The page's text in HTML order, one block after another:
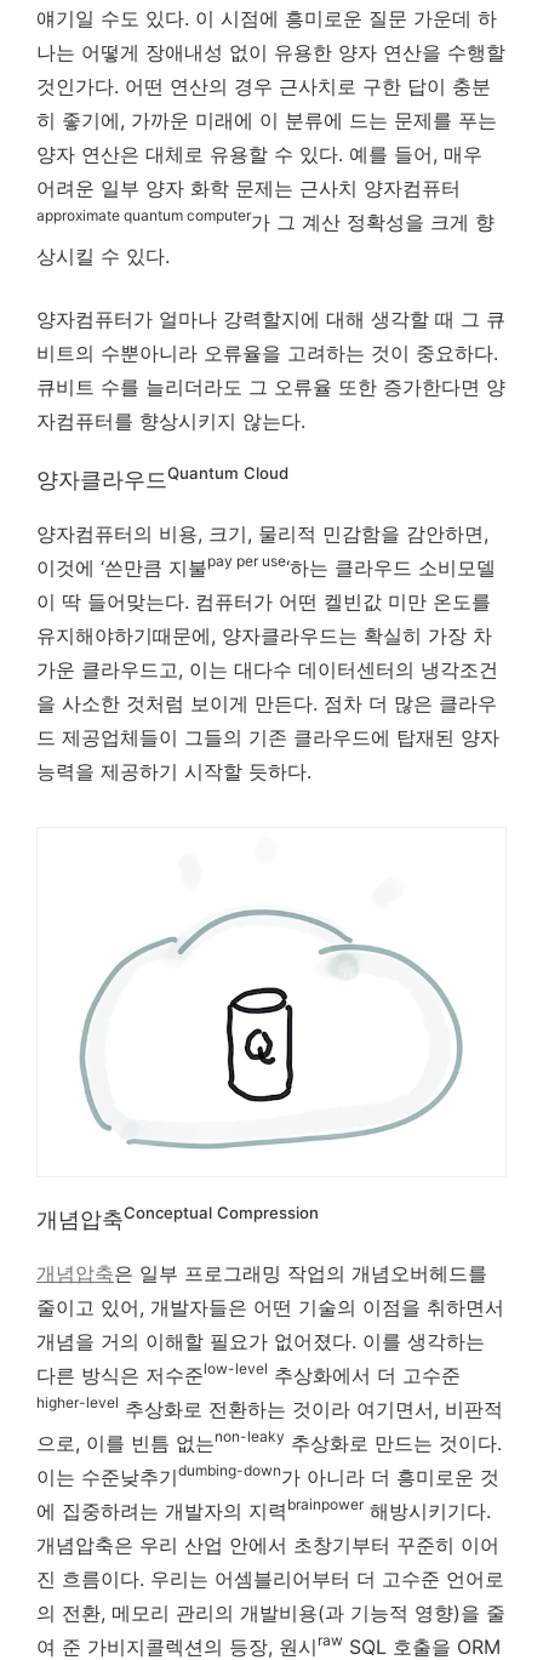
얘기일 수도 있다. 이 시점에 흥미로운 질문 가운데 하
나는 어떻게 장애내성 없이 유용한 양자 연산을 수행할
것인가다. 어떤 연산의 경우 근사치로 구한 답이 충분
히 좋기에, 가까운 미래에 이 분류에 드는 문제를 푸는
양자 연산은 대체로 유용할 수 있다. 예를 들어, 매우
어려운 일부 양자 화학 문제는 근사치 양자컴퓨터
approximate quantum computer가 그 계산 정확성을 크게 향
상시킬 수 있다.
양자컴퓨터가 얼마나 강력할지에 대해 생각할 때 그 큐
비트의 수뿐아니라 오류율을 고려하는 것이 중요하다.
큐비트 수를 늘리더라도 그 오류율 또한 증가한다면 양
자컴퓨터를 향상시키지 않는다.
양자클라우드Quantum Cloud
양자컴퓨터의 비용, 크기, 물리적 민감함을 감안하면,
이것에 ‘쓴만큼 지불pay per use‘하는 클라우드 소비모델
이 딱 들어맞는다. 컴퓨터가 어떤 켈빈값 미만 온도를
유지해야하기때문에, 양자클라우드는 확실히 가장 차
가운 클라우드고, 이는 대다수 데이터센터의 냉각조건
을 사소한 것처럼 보이게 만든다. 점차 더 많은 클라우
드 제공업체들이 그들의 기존 클라우드에 탑재된 양자
능력을 제공하기 시작할 듯하다.
개념압축Conceptual Compression
개념압축은 일부 프로그래밍 작업의 개념오버헤드를
줄이고 있어, 개발자들은 어떤 기술의 이점을 취하면서
개념을 거의 이해할 필요가 없어졌다. 이를 생각하는
다른 방식은 저수준low-level 추상화에서 더 고수준
higher-level 추상화로 전환하는 것이라 여기면서, 비판적
으로, 이를 빈틈 없는non-leaky 추상화로 만드는 것이다.
이는 수준낮추기dumbing-down가 아니라 더 흥미로운 것
에 집중하려는 개발자의 지력 brainpower해방시키기다.
개념압축은 우리 산업 안에서 초창기부터 꾸준히 이어
진 흐름이다. 우리는 어셈블리어부터 더 고수준 언어로
의 전환, 메모리 관리의 개발비용(과 기능적 영향)을 줄
여 준 가비지콜렉션의 등장, 원시 raw SQL 호출을 ORM